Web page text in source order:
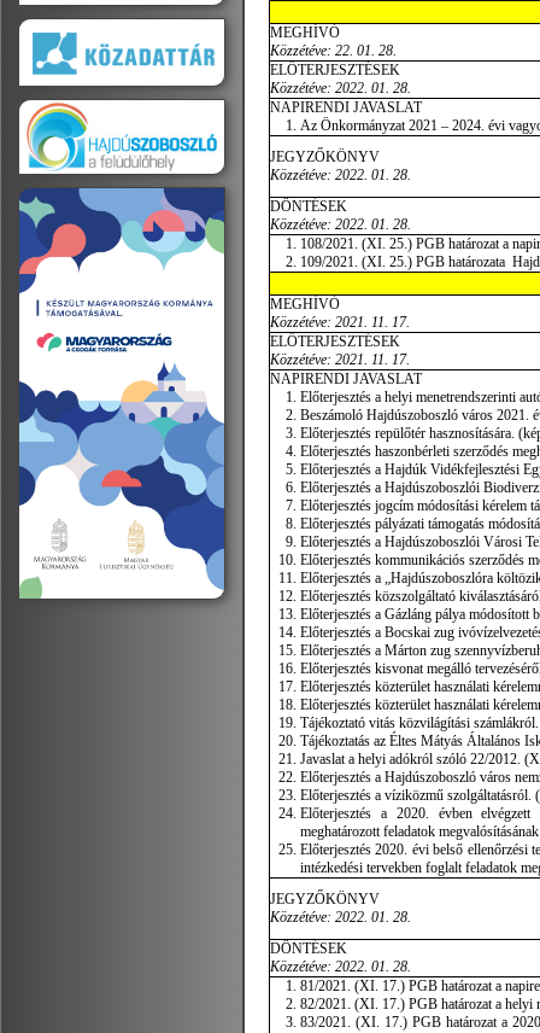
MEGHÍVÓ
Közzétéve: 22. 01. 28.
ELŐTERJESZTÉSEK
Közzétéve: 2022. 01. 28.
NAPIRENDI JAVASLAT
Az Önkormányzat 2021 – 2024. évi
JEGYZŐKÖNYV
Közzétéve: 2022. 01. 28.
DÖNTÉSEK
Közzétéve: 2022. 01. 28.
108/2021. (XI. 25.) PGB határozat a
109/2021. (XI. 25.) PGB határozata
MEGHÍVÓ
Közzétéve: 2021. 11. 17.
ELŐTERJESZTÉSEK
Közzétéve: 2021. 11. 17.
NAPIRENDI JAVASLAT
Előterjesztés a helyi menetrendszerinti
Beszámoló Hajdúszoboszló város 2021.
Előterjesztés repülőtér hasznosítására.
Előterjesztés haszonbérleti szerződés
Előterjesztés a Hajdúk Vidékfejlesztési
Előterjesztés a Hajdúszoboszlói
Előterjesztés jogcím módosítási kérelem
Előterjesztés pályázati támogatás
Előterjesztés a Hajdúszoboszlói Városi
Előterjesztés kommunikációs szerződés
Előterjesztés a „Hajdúszoboszlóra
Előterjesztés közszolgáltató
Előterjesztés a Gázláng pálya módosított
Előterjesztés a Bocskai zug
Előterjesztés a Márton zug
Előterjesztés kisvonat megálló
Előterjesztés közterület használati
Előterjesztés közterület használati
Tájékoztató vitás közvilágítási
Tájékoztatás az Éltes Mátyás Általános
Javaslat a helyi adókról szóló 22/2012.
Előterjesztés a Hajdúszoboszló város
Előterjesztés a víziközmű
Előterjesztés a 2020. évben elvégzett
meghatározott feladatok
Előterjesztés 2020. évi belső ellenőrzési
intézkedési tervekben foglalt feladatok
JEGYZŐKÖNYV
Közzétéve: 2022. 01. 28.
DÖNTÉSEK
Közzétéve: 2022. 01. 28.
81/2021. (XI. 17.) PGB határozat a
82/2021. (XI. 17.) PGB határozat a helyi
83/2021. (XI. 17.) PGB határozat a